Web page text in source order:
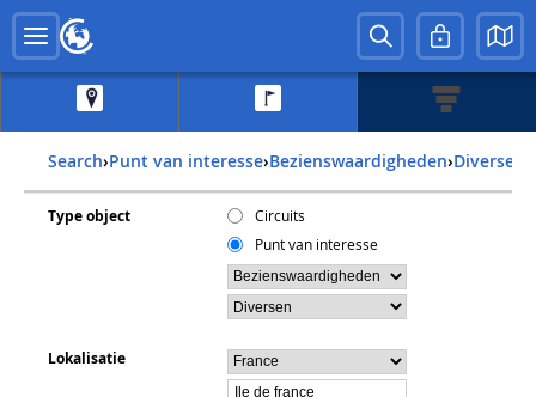
Search› Punt van interesse› Bezienswaardigheden› Diversen
Type object
Circuits
Punt van interesse
Lokalisatie